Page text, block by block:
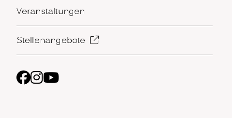
Veranstaltungen
Stellenangebote